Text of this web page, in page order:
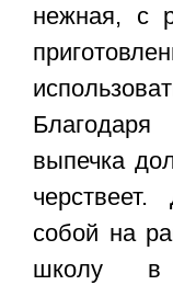
нежная, с
выпечка
собой на
школу в